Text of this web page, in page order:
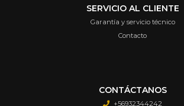
SERVICIO AL CLIENTE
Garantía y servicio técnico
Contacto
CONTÁCTANOS
+56932344242